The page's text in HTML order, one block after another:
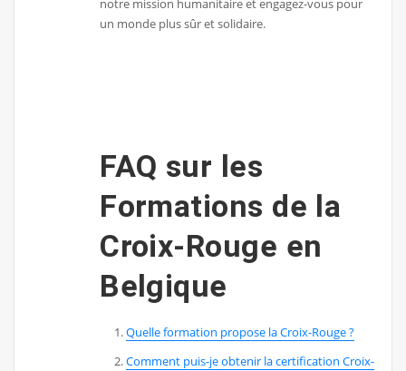
notre mission humanitaire et engagez-vous pour
un monde plus sûr et solidaire.
FAQ sur les
Formations de la
Croix-Rouge en
Belgique
Quelle formation propose la Croix-Rouge ?
Comment puis-je obtenir la certification Croix-